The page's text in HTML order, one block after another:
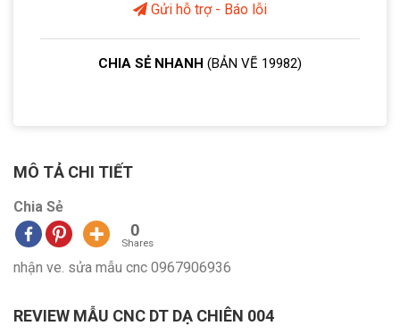
Gửi hỗ trợ - Báo lỗi
CHIA SẺ NHANH (BẢN VẼ 19982)
MÔ TẢ CHI TIẾT
Chia Sẻ
0
Shares
nhận ve. sửa mẫu cnc 0967906936
REVIEW MẪU CNC DT DẠ CHIÊN 004